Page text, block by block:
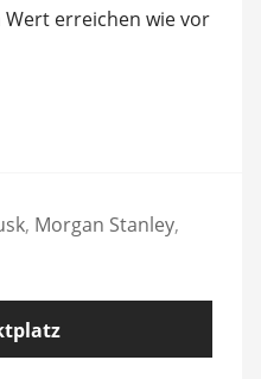
erreichen wie vor
, Morgan Stanley,